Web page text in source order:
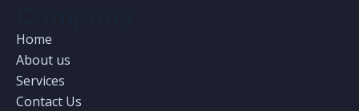
Home
About us
Services
Contact Us